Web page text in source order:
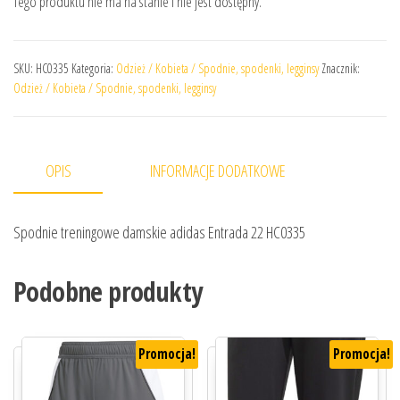
SKU: HC0335 Kategoria: Odzież / Kobieta / Spodnie, spodenki, legginsy Znacznik:
Odzież / Kobieta / Spodnie, spodenki, legginsy
OPIS INFORMACJE DODATKOWE
Spodnie treningowe damskie adidas Entrada 22 HC0335
Podobne produkty
Promocja! Promocja!